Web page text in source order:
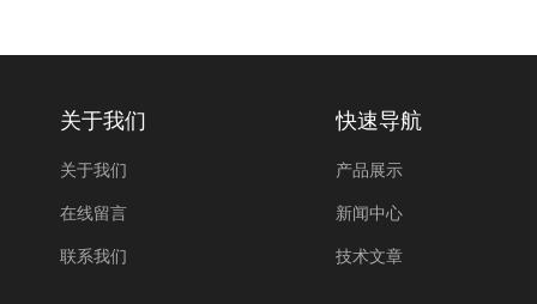
关于我们
关于我们
在线留言
联系我们
快速导航
产品展示
新闻中心
技术文章